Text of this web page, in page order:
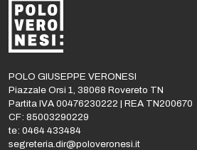
POLO GIUSEPPE VERONESI
Piazzale Orsi 1, 38068 Rovereto TN
Partita IVA 00476230222 | REA TN200670
CF: 85003290229
te: 0464 433484
segreteria.dir@poloveronesi.it